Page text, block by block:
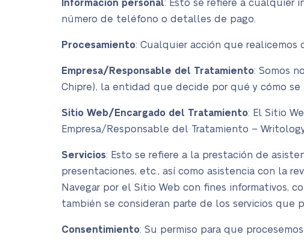
Información personal: Esto se refiere a cualquier
número de teléfono o detalles de pago.
Procesamiento: Cualquier acción que realicemos
Empresa/Responsable del Tratamiento: Somos
Chipre), la entidad que decide por qué y cómo se
Sitio Web/Encargado del Tratamiento: El Sitio
Empresa/Responsable del Tratamiento –
Servicios: Esto se refiere a la prestación de
presentaciones, etc., así como asistencia con la
Navegar por el Sitio Web con fines informativos,
también se consideran parte de los servicios que
Consentimiento: Su permiso para que